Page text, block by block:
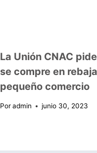
La Unión CNAC
se compre en
pequeño comercio
Poradmin junio 30, 2023